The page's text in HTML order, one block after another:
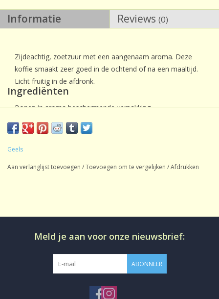
Informatie Reviews (0)
Zijdeachtig, zoetzuur met een aangenaam aroma. Deze
koffie smaakt zeer goed in de ochtend of na een maaltijd.
Licht fruitig in de afdronk.
Ingrediënten
Bonen in aroma beschermende verpakking
Verpakt per 8 stuks van 1000 gram
Geels
Aan verlanglijst toevoegen /Toevoegen om te vergelijken /Afdrukken
Meld je aan voor onze nieuwsbrief:
ABONNEER